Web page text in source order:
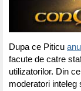
Dupa ce Piticu
facute de catre
utilizatorilor. Din
moderatori inteleg